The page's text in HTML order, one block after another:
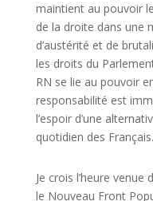
maintient au pouvoir
de la droite dans une
d’austérité et de
les droits du
RN se lie au pouvoir
responsabilité est
l’espoir d’une
quotidien des Français.
Je crois l’heure
le Nouveau Front